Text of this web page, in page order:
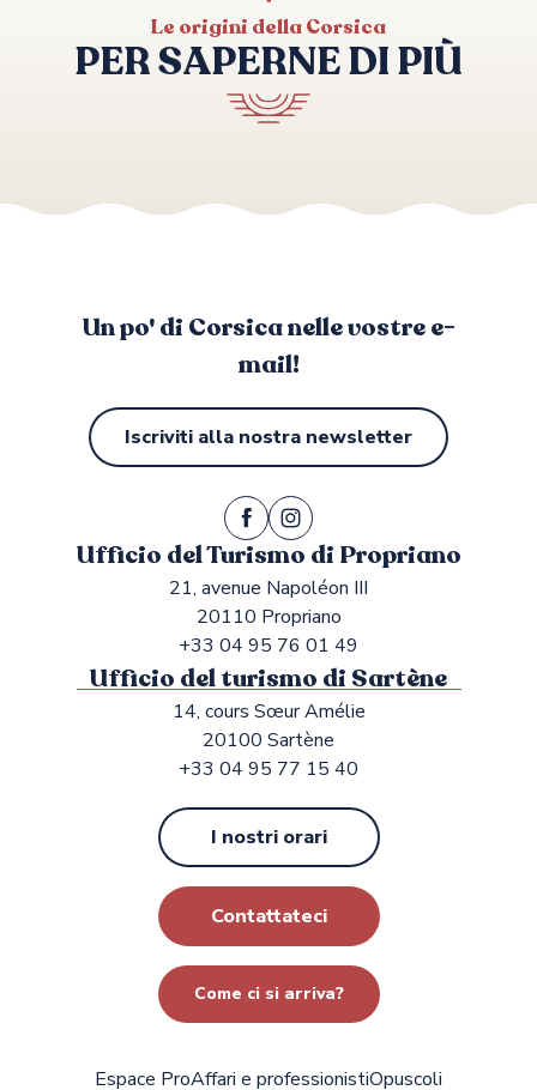
DOMAINE PELONE
U MANCINU - APPARTEMENT N°9
RESIDENCE CASA REGINA
ENTRE TERRE ET MER
Le origini della Corsica
PER SAPERNE DI PIÙ
Un po' di Corsica nelle vostre e-
mail!
Iscriviti alla nostra newsletter
Ufficio del Turismo di Propriano
21, avenue Napoléon III
20110 Propriano
+33 04 95 76 01 49
Ufficio del turismo di Sartène
14, cours Sœur Amélie
20100 Sartène
+33 04 95 77 15 40
I nostri orari
Contattateci
Come ci si arriva?
Espace ProAffari e professionistiOpuscoli